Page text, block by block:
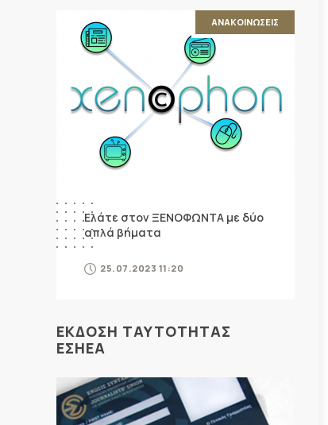
ΑΝΑΚΟΙΝΩΣΕΙΣ
Ελάτε στον ΞΕΝΟΦΩΝΤΑ με δύο
απλά βήματα
25.07.2023 11:20
ΕΚΔΟΣΗ ΤΑΥΤΟΤΗΤΑΣ
ΕΣΗΕΑ